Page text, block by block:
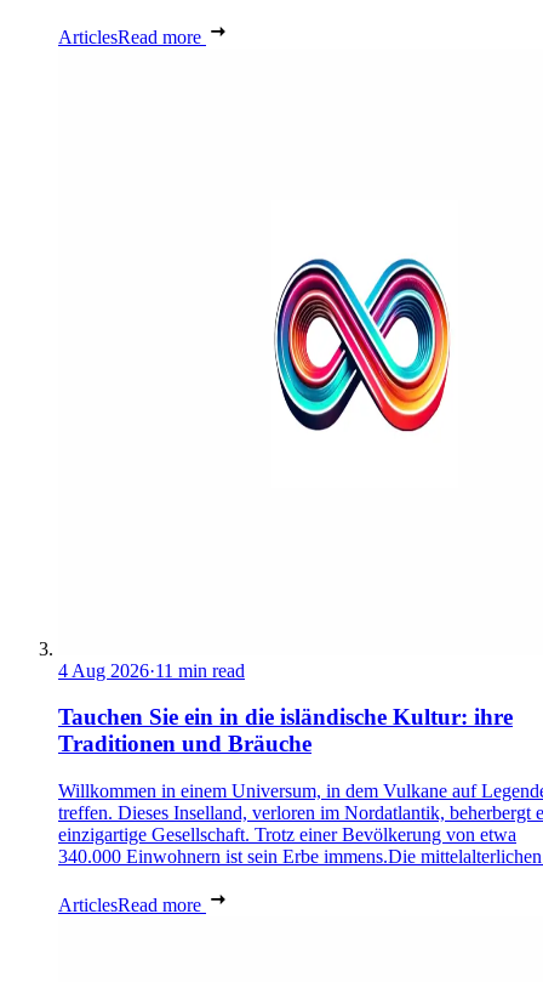
ArticlesRead more
4 Aug 2026·11 min read
Tauchen Sie ein in die isländische Kultur: ihre
Traditionen und Bräuche
Willkommen in einem Universum, in dem Vulkane auf
treffen. Dieses Inselland, verloren im Nordatlantik, beherbergt
einzigartige Gesellschaft. Trotz einer Bevölkerung von etwa
340.000 Einwohnern ist sein Erbe immens.Die
ArticlesRead more